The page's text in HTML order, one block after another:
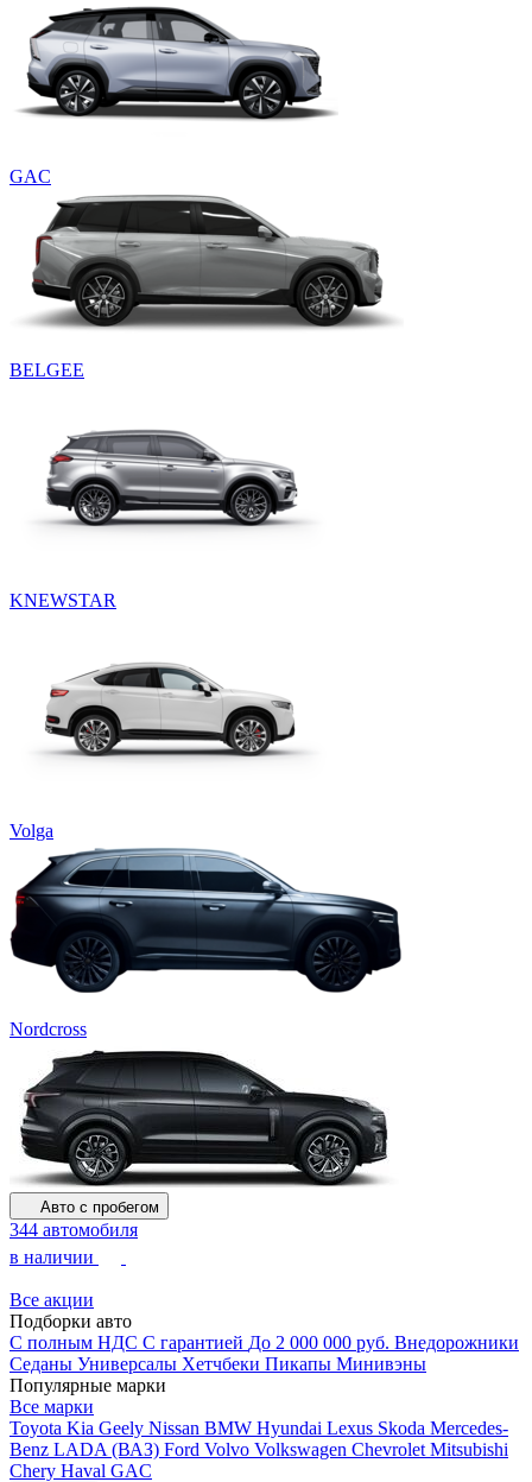
GAC
BELGEE
KNEWSTAR
Volga
Nordcross
Авто с пробегом
344 автомобиля
в наличии
Все акции
Подборки авто
С полным НДС С гарантией До 2 000 000 руб. Внедорожники
Седаны Универсалы Хетчбеки Пикапы Минивэны
Популярные марки
Все марки
Toyota Kia Geely Nissan BMW Hyundai Lexus Skoda Mercedes-
Benz LADA (ВАЗ) Ford Volvo Volkswagen Chevrolet Mitsubishi
Chery Haval GAC